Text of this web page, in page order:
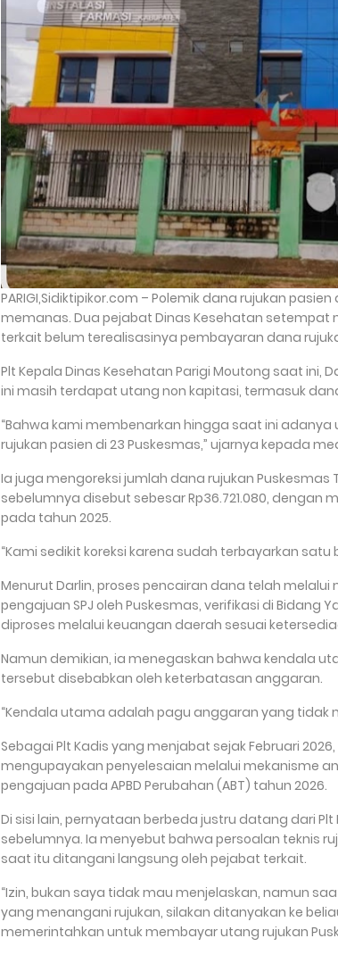
PARIGI,Sidiktipikor.com – Polemik dana rujukan
memanas. Dua pejabat Dinas Kesehatan setempat
terkait belum terealisasinya pembayaran dana
Plt Kepala Dinas Kesehatan Parigi Moutong saat ini,
ini masih terdapat utang non kapitasi, termasuk
“Bahwa kami membenarkan hingga saat ini
rujukan pasien di 23 Puskesmas,” ujarnya kepada
Ia juga mengoreksi jumlah dana rujukan Puskesmas
sebelumnya disebut sebesar Rp36.721.080,
pada tahun 2025.
“Kami sedikit koreksi karena sudah terbayarkan satu
Menurut Darlin, proses pencairan dana telah
pengajuan SPJ oleh Puskesmas, verifikasi di Bidang
diproses melalui keuangan daerah sesuai
Namun demikian, ia menegaskan bahwa kendala
tersebut disebabkan oleh keterbatasan anggaran.
“Kendala utama adalah pagu anggaran yang tidak
Sebagai Plt Kadis yang menjabat sejak Februari
mengupayakan penyelesaian melalui mekanisme
pengajuan pada APBD Perubahan (ABT) tahun 2026.
Di sisi lain, pernyataan berbeda justru datang dari Plt
sebelumnya. Ia menyebut bahwa persoalan teknis
saat itu ditangani langsung oleh pejabat terkait.
“Izin, bukan saya tidak mau menjelaskan, namun
yang menangani rujukan, silakan ditanyakan ke
memerintahkan untuk membayar utang rujukan